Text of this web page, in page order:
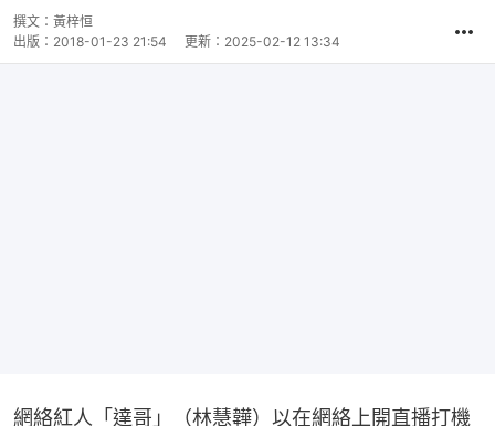
撰文： 黃梓恒
出版： 2018-01-23 21:54 更新： 2025-02-12 13:34
網絡紅人「達哥」（林慧韡）以在網絡上開直播打機